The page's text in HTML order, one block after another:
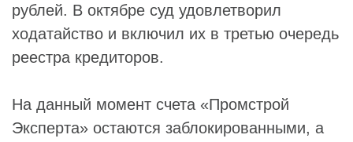
рублей. В октябре суд удовлетворил
ходатайство и включил их в третью очередь
реестра кредиторов.
На данный момент счета «Промстрой
Эксперта» остаются заблокированными, а